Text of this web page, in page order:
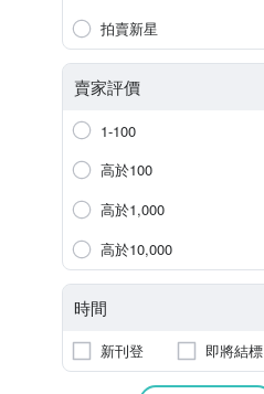
拍賣新星
賣家評價
1-100
高於100
高於1,000
高於10,000
時間
新刊登 即將結標